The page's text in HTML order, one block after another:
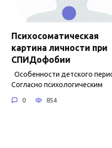
Психосоматическая
картина личности при
СПИДофобии
Особенности детского
Согласно психологическим
0 854